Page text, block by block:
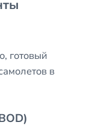
готовый
в